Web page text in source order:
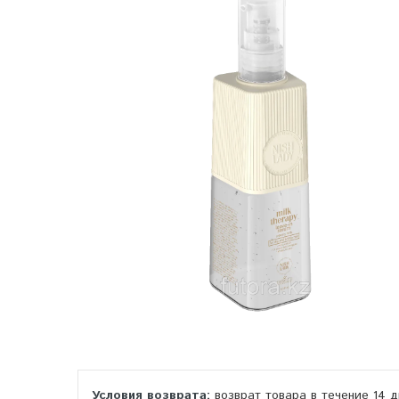
возврат товара в течение 14